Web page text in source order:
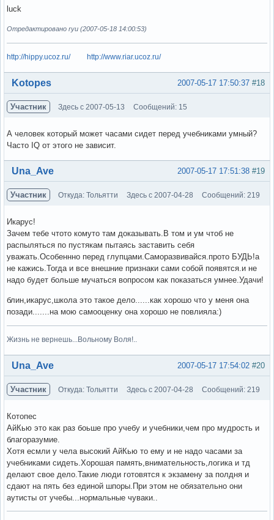
luck
Отредактировано ryu (2007-05-18 14:00:53)
http://hippy.ucoz.ru/ http://www.riar.ucoz.ru/
Вне форума #18
2007-05-17 17:50:37
Kotopes
Участник Здесь с 2007-05-13 Сообщений: 15
А человек который может часами сидет перед учебниками умный?
Часто IQ от этого не зависит.
Вне форума #19
2007-05-17 17:51:38
Una_Ave
Участник Откуда: Тольятти Здесь с 2007-04-28 Сообщений: 219
Икарус!
Зачем тебе чтото комуто там доказывать.В том и ум чтоб не
распыляться по пустякам пытаясь заставить себя
уважать.Особеннно перед глупцами.Саморазвивайся.прото БУДЬ!а
не кажись.Тогда и все внешние признаки сами собой появятся.и не
надо будет больше мучаться вопросом как показаться умнее.Удачи!
блин,икарус,школа это такое дело......как хорошо что у меня она
позади.......на мою самооценку она хорошо не повлияла:)
Жизнь не вернешь...Вольному Воля!..
Вне форума #20
2007-05-17 17:54:02
Una_Ave
Участник Откуда: Тольятти Здесь с 2007-04-28 Сообщений: 219
Котопес
АйКью это как раз боьше про учебу и учебники,чем про мудрость и
благоразумие.
Хотя есмли у чела высокий АйКью то ему и не надо часами за
учебниками сидеть.Хорошая память,внимательность,логика и тд
делают свое дело.Такие люди готовятся к экзамену за полдня и
сдают на пять без единой шпоры.При этом не обязательно они
аутисты от учебы...нормальные чуваки..